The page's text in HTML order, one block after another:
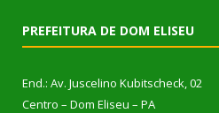
PREFEITURA DE DOM ELISEU
End.: Av. Juscelino Kubitscheck, 02
Centro – Dom Eliseu – PA